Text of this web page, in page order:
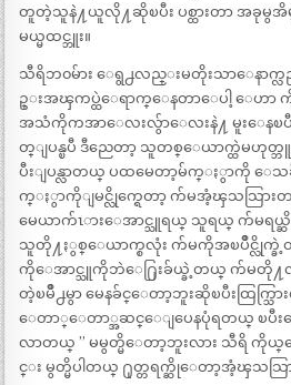
တူတဲ့သူနဲ႔ယူလို႔ဆိုၿပီး ပစ္ထားတာ အခုမွအိမ္ျပ
မယ္မထင္ဘူး။
သီရိဘ၀မ်ား ေရွ႕လည္းမတိုးသာေနာ
ဥ္းအၾကပ္ထဲေရာက္ေနတာေပါ့ ေဟာ ကို
အသံကိုကအာေလးလွ်ာေလးနဲ႔ မူးေနၿ
တ္ျပန္ၿပီ ဒီညေတာ့ သူတစ္ေယာက္ထဲမဟု
ပီးျပန္လာတယ္ ပထမေတာ့မ်က္ႏွာကို ေသခ်ာ
က္ႏွာကိုျမင္လိုက္ရေတာ့ က်မအံ့ၾသသြားတ
မေယာက်ၤားေအာင္သူရယ္ သူရယ္ က်မရယ္
သူတို႔ႏွစ္ေယာက္စလုံး က်မကိုအၿပိဳင္လိုက္ခဲ့
ကိုေအာင္သူကိုဘဲေ႐ြးခ်ယ္ခဲ့တယ္ က်မတို
တဲ့ၿမိဳ႕မွာ မေနခ်င္ေတာ့ဘူးဆိုၿပီးထြက္သြ
ေတာ္ေတာ္အဆင္ေျပေနပုံရတယ္ ၿပီးေတာ့
လာတယ္ ” မမွတ္မိေတာ့ဘူးလား သီရိ ကိုယ္
င္း မွတ္မိပါတယ္ ႐ုတ္တရက္ဆိုေတာ့အံ့ၾသသြာ